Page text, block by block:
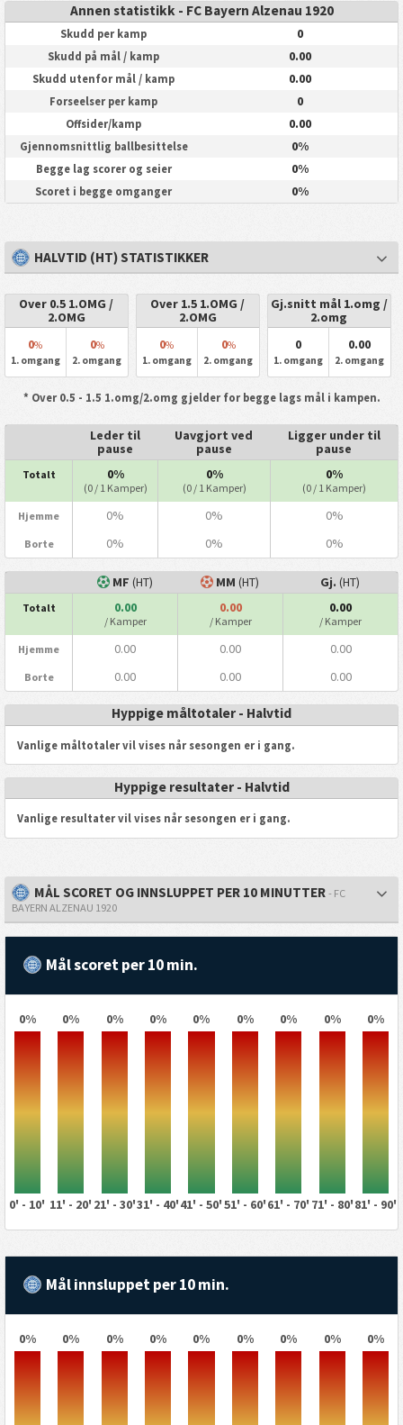
Annen statistikk - FC Bayern Alzenau 1920
Skudd per kamp 0
Skudd på mål / kamp 0.00
Skudd utenfor mål / kamp 0.00
Forseelser per kamp 0
Offsider/kamp 0.00
Gjennomsnittlig ballbesittelse 0%
Begge lag scorer og seier 0%
Scoret i begge omganger 0%
HALVTID (HT) STATISTIKKER
Over 0.5 1.OMG /
2.OMG
0%
1. omgang
0%
2. omgang
Over 1.5 1.OMG /
2.OMG
0%
1. omgang
0%
2. omgang
Gj.snitt mål 1.omg /
2.omg
0
1. omgang
0.00
2. omgang
* Over 0.5 - 1.5 1.omg/2.omg gjelder for begge lags mål i kampen.
Leder til
pause
Uavgjort ved
pause
Ligger under til
pause
Totalt 0%
(0 / 1 Kamper)
0%
(0 / 1 Kamper)
0%
(0 / 1 Kamper)
Hjemme 0% 0% 0%
Borte 0% 0% 0%
MF (HT) MM (HT) Gj. (HT)
Totalt 0.00
/ Kamper
0.00
/ Kamper
0.00
/ Kamper
Hjemme 0.00 0.00 0.00
Borte 0.00 0.00 0.00
Hyppige måltotaler - Halvtid
Vanlige måltotaler vil vises når sesongen er i gang.
Hyppige resultater - Halvtid
Vanlige resultater vil vises når sesongen er i gang.
MÅL SCORET OG INNSLUPPET PER 10 MINUTTER - FC
BAYERN ALZENAU 1920
Mål scoret per 10 min.
0% 0% 0% 0% 0% 0% 0% 0% 0%
0' - 10' 11' - 20' 21' - 30'31' - 40'41' - 50'51' - 60'61' - 70' 71' - 80'81' - 90'
Mål innsluppet per 10 min.
0% 0% 0% 0% 0% 0% 0% 0% 0%